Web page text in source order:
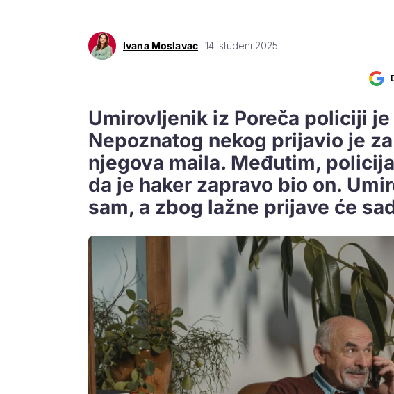
Ivana Moslavac 14. studeni 2025.
Umirovljenik iz Poreča policiji
Nepoznatog nekog prijavio je
njegova maila. Međutim,
da je haker zapravo bio on.
sam, a zbog lažne prijave će